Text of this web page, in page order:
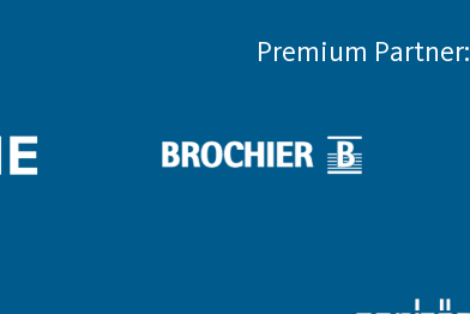
Premium Partner: